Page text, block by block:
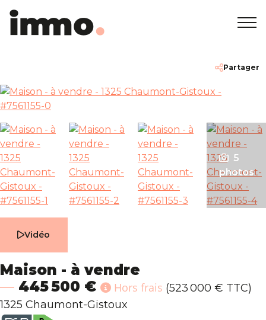
A vendre
A louer
Projets neufs
A propos
Nos agences
Blog
Contact
Maison - à vendre
445 500 €
Hors frais (523 000 € TTC)
1325 Chaumont-Gistoux
Partager
Vidéo
5
photos